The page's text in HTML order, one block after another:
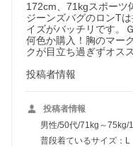
172cm、71kgスポーツ
ジーンズバグのロンT
イズがバッチリです。
何色か購入！胸のマー
クが目立ち過ぎずオス
投稿者情報
投稿者情報
男性/50代/71kg～75kg/
普段着ているサイズ：L